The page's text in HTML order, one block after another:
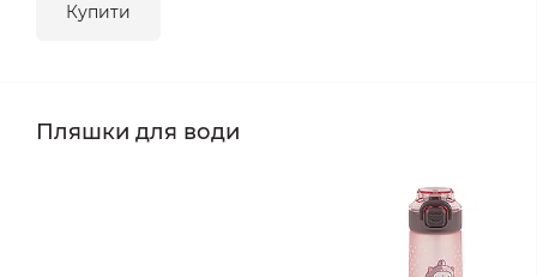
Купити
Пляшки для води